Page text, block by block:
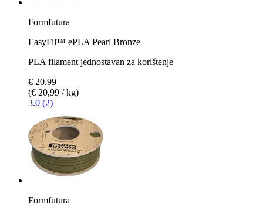
Formfutura
EasyFil™ ePLA Pearl Bronze
PLA filament jednostavan za korištenje
€ 20,99
(€ 20,99 / kg)
3.0 (2)
Formfutura